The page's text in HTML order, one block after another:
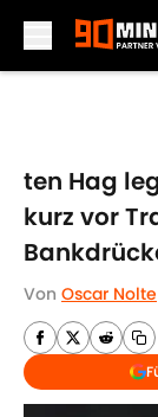
ten Hag
kurz vor
Von Oscar Nolte